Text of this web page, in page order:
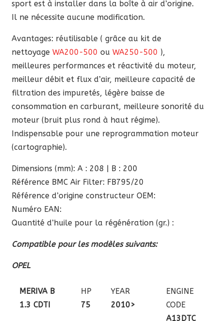
sport est à installer dans la boîte à air d’origine.
Il ne nécessite aucune modification.
Avantages: réutilisable ( grâce au kit de
nettoyage WA200-500 ou WA250-500 ),
meilleures performances et réactivité du moteur,
meilleur débit et flux d’air, meilleure capacité de
filtration des impuretés, légère baisse de
consommation en carburant, meilleure sonorité du
moteur (bruit plus rond à haut régime).
Indispensable pour une reprogrammation moteur
(cartographie).
Dimensions (mm): A : 208 | B : 200
Référence BMC Air Filter: FB795/20
Référence d’origine constructeur OEM:
Numéro EAN:
Quantité d’huile pour la régénération (gr.) :
Compatible pour les modèles suivants:
OPEL
MERIVA B
1.3 CDTI
HP
75
YEAR
2010>
ENGINE
CODE
A13DTC